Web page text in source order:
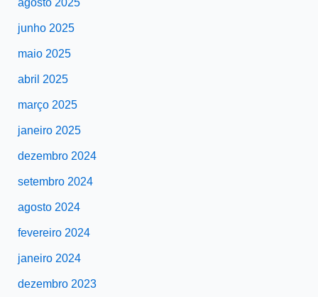
agosto 2025
junho 2025
maio 2025
abril 2025
março 2025
janeiro 2025
dezembro 2024
setembro 2024
agosto 2024
fevereiro 2024
janeiro 2024
dezembro 2023